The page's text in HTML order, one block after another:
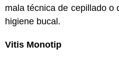
mala técnica de cepillado o
higiene bucal.
Vitis Monotip